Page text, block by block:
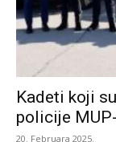
Kadeti koji
policije
20. Februara 2025.